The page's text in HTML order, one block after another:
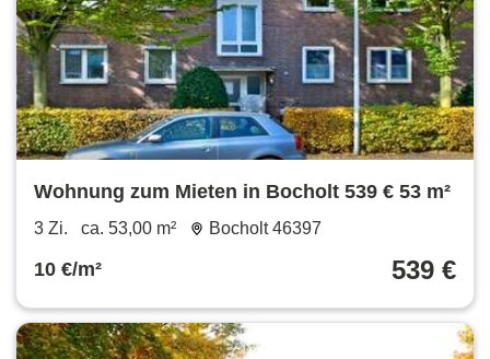
Wohnung zum Mieten in Bocholt 539 € 53 m²
3 Zi. ca. 53,00 m² Bocholt 46397
10 €/m² 539 €